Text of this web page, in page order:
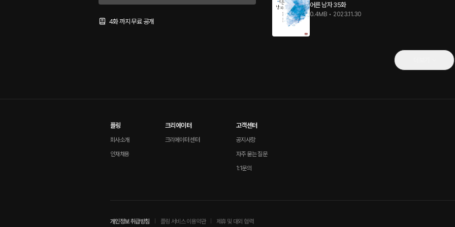
4화 까지 무료 공개
어른 남자 35화
0.4MB • 2023.11.30
플링
회사소개
인재채용
크리에이터
크리에이터 센터
고객센터
공지사항
자주 묻는 질문
1:1문의
개인정보 취급방침 플링 서비스 이용약관 제휴 및 대외 협력